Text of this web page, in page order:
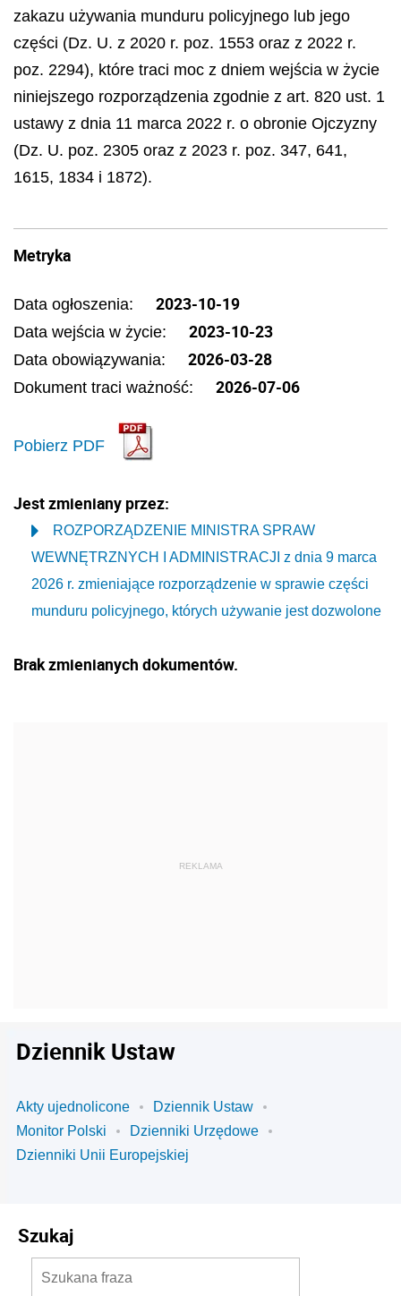
zakazu używania munduru policyjnego lub jego
części (Dz. U. z 2020 r. poz. 1553 oraz z 2022 r.
poz. 2294), które traci moc z dniem wejścia w życie
niniejszego rozporządzenia zgodnie z art. 820 ust. 1
ustawy z dnia 11 marca 2022 r. o obronie Ojczyzny
(Dz. U. poz. 2305 oraz z 2023 r. poz. 347, 641,
1615, 1834 i 1872).
Metryka
Data ogłoszenia: 2023-10-19
Data wejścia w życie: 2023-10-23
Data obowiązywania: 2026-03-28
Dokument traci ważność: 2026-07-06
Pobierz PDF
Jest zmieniany przez:
ROZPORZĄDZENIE MINISTRA SPRAW
WEWNĘTRZNYCH I ADMINISTRACJI z dnia 9 marca
2026 r. zmieniające rozporządzenie w sprawie części
munduru policyjnego, których używanie jest dozwolone
Brak zmienianych dokumentów.
Dziennik Ustaw
Akty ujednolicone
Dziennik Ustaw
Monitor Polski
Dzienniki Urzędowe
Dzienniki Unii Europejskiej
Szukaj